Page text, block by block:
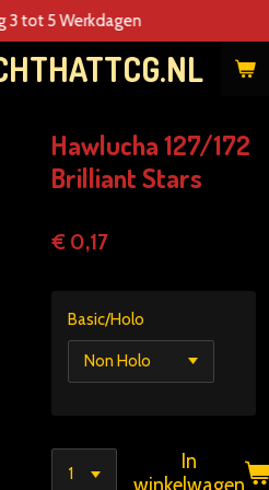
3 tot 5 Werkdagen
Hawlucha 127/172
Brilliant Stars
€ 0,17
Basic/Holo
In